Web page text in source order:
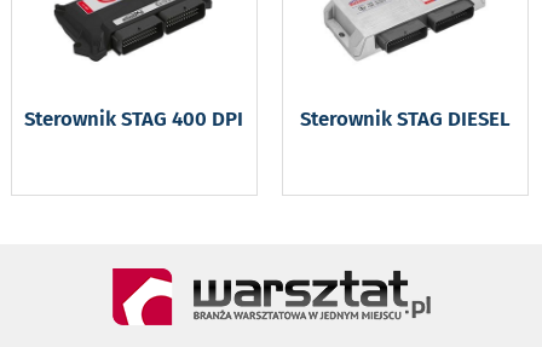
Sterownik STAG 400 DPI Sterownik STAG DIESEL